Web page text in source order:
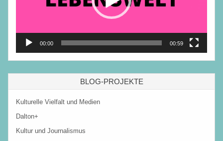
00:00 00:59
BLOG-PROJEKTE
Kulturelle Vielfalt und Medien
Dalton+
Kultur und Journalismus